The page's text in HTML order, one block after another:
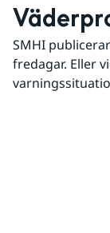
SMHI
fredagar. Eller